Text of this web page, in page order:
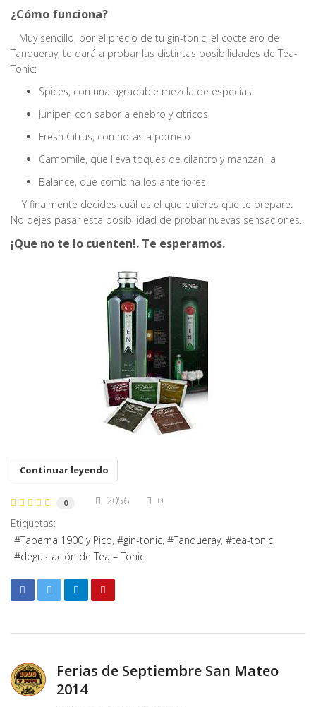
¿Cómo funciona?
Muy sencillo, por el precio de tu gin-tonic, el coctelero de
Tanqueray, te dará a probar las distintas posibilidades de Tea-
Tonic:
Spices, con una agradable mezcla de especias
Juniper, con sabor a enebro y cítricos
Fresh Citrus, con notas a pomelo
Camomile, que lleva toques de cilantro y manzanilla
Balance, que combina los anteriores
Y finalmente decides cuál es el que quieres que te prepare.
No dejes pasar esta posibilidad de probar nuevas sensaciones.
¡Que no te lo cuenten!. Te esperamos.
Continuar leyendo
0 2056
0
Etiquetas:
Taberna 1900 y Pico
gin-tonic Tanqueray
tea-tonic
degustación de Tea – Tonic
Ferias de Septiembre San Mateo
2014